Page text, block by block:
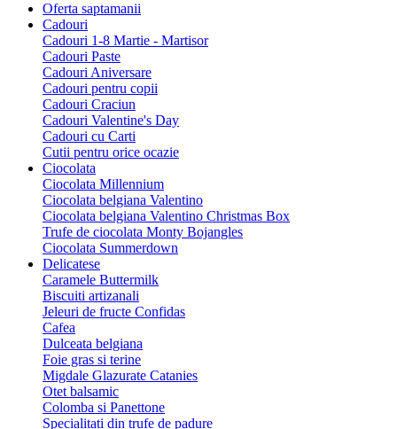
Oferta saptamanii
Cadouri
Cadouri 1-8 Martie - Martisor
Cadouri Paste
Cadouri Aniversare
Cadouri pentru copii
Cadouri Craciun
Cadouri Valentine's Day
Cadouri cu Carti
Cutii pentru orice ocazie
Ciocolata
Ciocolata Millennium
Ciocolata belgiana Valentino
Ciocolata belgiana Valentino Christmas Box
Trufe de ciocolata Monty Bojangles
Ciocolata Summerdown
Delicatese
Caramele Buttermilk
Biscuiti artizanali
Jeleuri de fructe Confidas
Cafea
Dulceata belgiana
Foie gras si terine
Migdale Glazurate Catanies
Otet balsamic
Colomba si Panettone
Specialitati din trufe de padure